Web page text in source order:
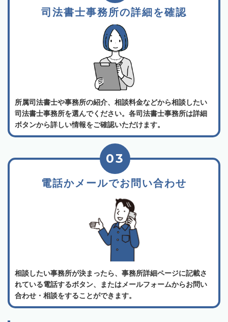
司法書士事務所の詳細を確認
所属司法書士や事務所の紹介、相談料金などから相談したい
司法書士事務所を選んでください。各司法書士事務所は詳細
ボタンから詳しい情報をご確認いただけます。
電話かメールでお問い合わせ
03
相談したい事務所が決まったら、事務所詳細ページに記載さ
れている電話するボタン、またはメールフォームからお問い
合わせ・相談をすることができます。